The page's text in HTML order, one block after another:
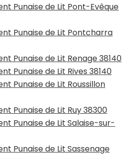
Punaise de Lit Pont-Evêque
Punaise de Lit Pontcharra
Punaise de Lit Renage 38140
Punaise de Lit Rives 38140
Punaise de Lit Roussillon
Punaise de Lit Ruy 38300
Punaise de Lit Salaise-sur-
Punaise de Lit Sassenage